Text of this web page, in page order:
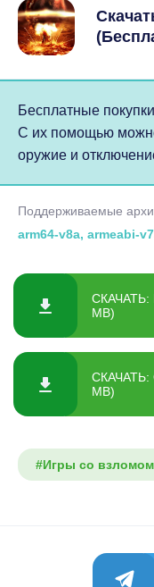
Бесплатные
С их помощью
оружие и
Поддерживаемые
arm64-v8a, armeabi-
СКАЧАТЬ:
MB)
СКАЧАТЬ:
MB)
#Игры со взломом